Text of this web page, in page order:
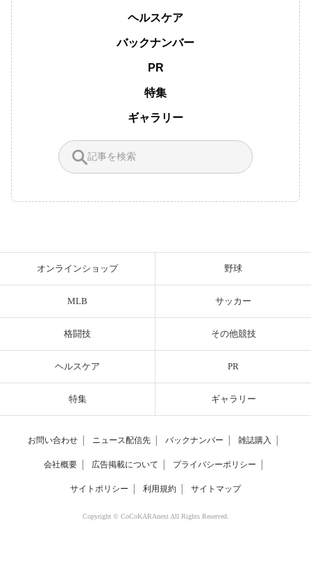
ヘルスケア
バックナンバー
PR
特集
ギャラリー
オンラインショップ 野球
MLB サッカー
格闘技 その他競技
ヘルスケア PR
特集 ギャラリー
お問い合わせ ニュース配信先 バックナンバー 雑誌購入
会社概要 広告掲載について プライバシーポリシー
サイトポリシー 利用規約 サイトマップ
Copyright © CoCoKARAnext All Rights Reserved.